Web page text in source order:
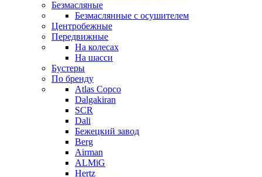
Безмасляные
Безмаслянные с осушителем
Центробежные
Передвижные
На колесах
На шасси
Бустеры
По бренду
Atlas Copco
Dalgakiran
SCR
Dali
Бежецкий завод
Berg
Airman
ALMiG
Hertz